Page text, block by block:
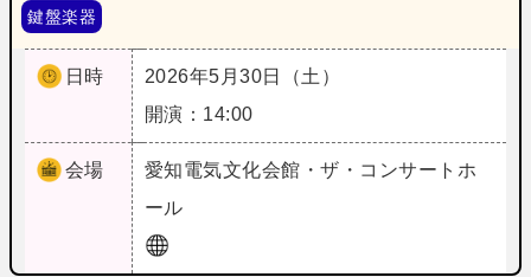
鍵盤楽器
日時
2026年5月30日（土）
開演：14:00
会場 愛知電気文化会館・ザ・コンサートホ
ール